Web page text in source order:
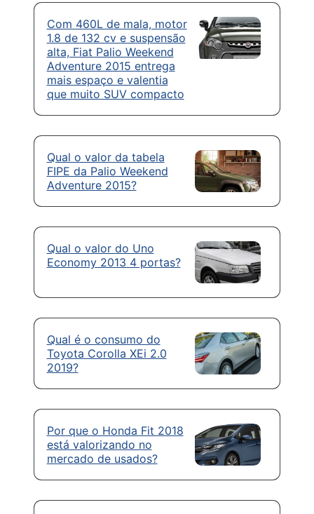
Com 460L de mala, motor
1.8 de 132 cv e suspensão
alta, Fiat Palio Weekend
Adventure 2015 entrega
mais espaço e valentia
que muito SUV compacto
Qual o valor da tabela
FIPE da Palio Weekend
Adventure 2015?
Qual o valor do Uno
Economy 2013 4 portas?
Qual é o consumo do
Toyota Corolla XEi 2.0
2019?
Por que o Honda Fit 2018
está valorizando no
mercado de usados?